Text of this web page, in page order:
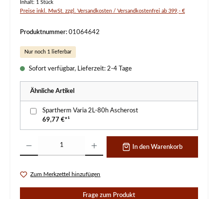
Inhalt: 1 Stück
Preise inkl. MwSt. zzgl. Versandkosten / Versandkostenfrei ab 399,- €
Produktnummer: 01064642
Nur noch 1 lieferbar
Sofort verfügbar, Lieferzeit: 2-4 Tage
Ähnliche Artikel
Spartherm Varia 2L-80h Ascherost
69,77 €*¹
In den Warenkorb
Zum Merkzettel hinzufügen
Frage zum Produkt